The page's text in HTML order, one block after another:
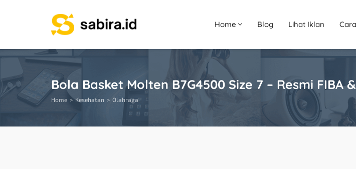
Home Blog Lihat Iklan
Bola Basket Molten B7G4500 Size 7 – Resmi FIBA
Home Kesehatan Olahraga